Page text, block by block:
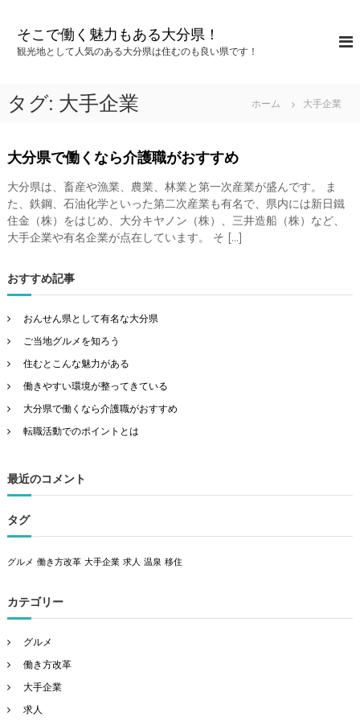
ス
プ
そこで働く魅力もある大分県！
観光地として人気のある大分県は住むのも良い県です！
タグ: 大手企業 ホーム 大手企業
大分県で働くなら介護職がおすすめ
大分県は、畜産や漁業、農業、林業と第一次産業が盛んです。 ま
た、鉄鋼、石油化学といった第二次産業も有名で、県内には新日鐵
住金（株）をはじめ、大分キヤノン（株）、三井造船（株）など、
大手企業や有名企業が点在しています。 そ […]
おすすめ記事
おんせん県として有名な大分県
ご当地グルメを知ろう
住むとこんな魅力がある
働きやすい環境が整ってきている
大分県で働くなら介護職がおすすめ
転職活動でのポイントとは
最近のコメント
タグ
グルメ 働き方改革 大手企業 求人 温泉 移住
カテゴリー
グルメ
働き方改革
大手企業
求人